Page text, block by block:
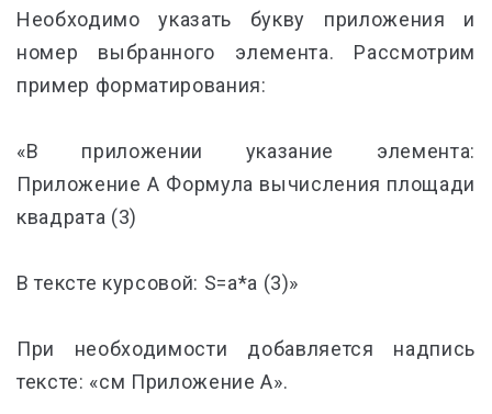
Необходимо указать букву приложения и
номер выбранного элемента. Рассмотрим
пример форматирования:
«В приложении указание элемента:
Приложение А Формула вычисления площади
квадрата (3)
В тексте курсовой: S=a*a (3)»
При необходимости добавляется надпись
тексте: «см Приложение А».